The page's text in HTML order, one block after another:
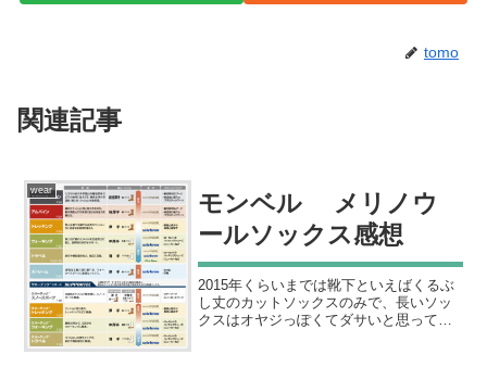
tomo
関連記事
wear
モンベル メリノウ
ールソックス感想
2015年くらいまでは靴下といえばくるぶ
し丈のカットソックスのみで、長いソッ
クスはオヤジっぽくてダサいと思ってお